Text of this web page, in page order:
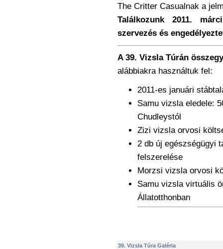
The Critter Casualnak a
Találkozunk 2011.
szervezés és
A 39. Vizsla Túrán
alábbiakra használtuk fel:
2011-es januári
Samu vizsla eledele:
Chudleystól
Zizi vizsla orvosi
2 db új egészségügyi
felszerelése
Morzsi vizsla orvosi
Samu vizsla virtuális
Állatotthonban
39. Vizsla Túra Galéria